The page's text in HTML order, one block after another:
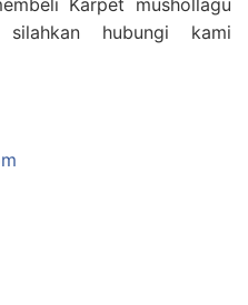
hubungi kami